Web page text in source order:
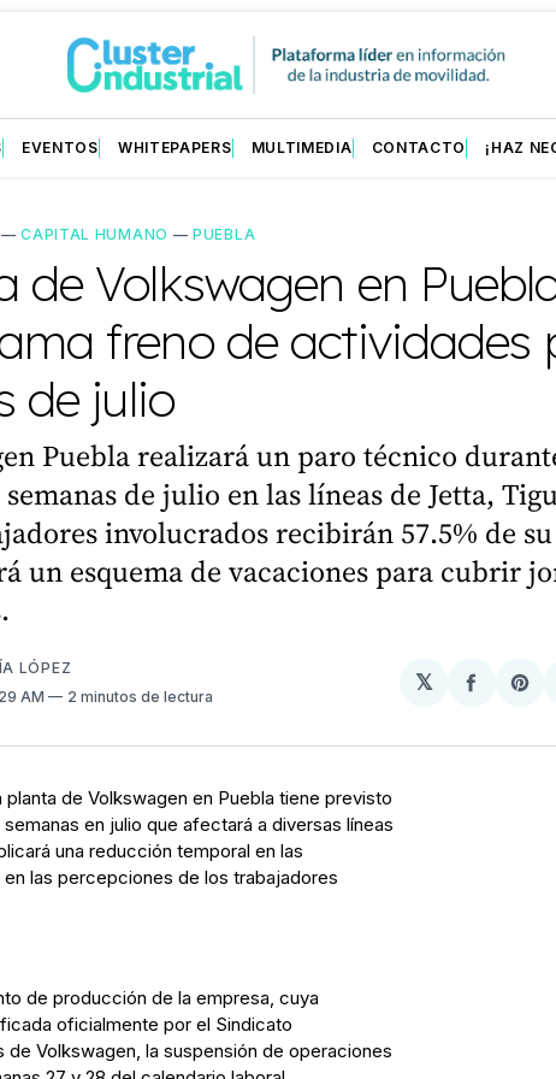
EVENTOS WHITEPAPERS MULTIMEDIA CONTACTO ¡HAZ
—CAPITAL HUMANO —PUEBLA
de Volkswagen en
freno de actividades
de julio
Puebla realizará un paro técnico
de julio en las líneas de Jetta,
involucrados recibirán 57.5% de
un esquema de vacaciones para cubrir
LÓPEZ
AM 2 minutos de lectura
𝕏
de Volkswagen en Puebla tiene previsto
en julio que afectará a diversas líneas
una reducción temporal en las
las percepciones de los trabajadores
de producción de la empresa, cuya
oficialmente por el Sindicato
Volkswagen, la suspensión de operaciones